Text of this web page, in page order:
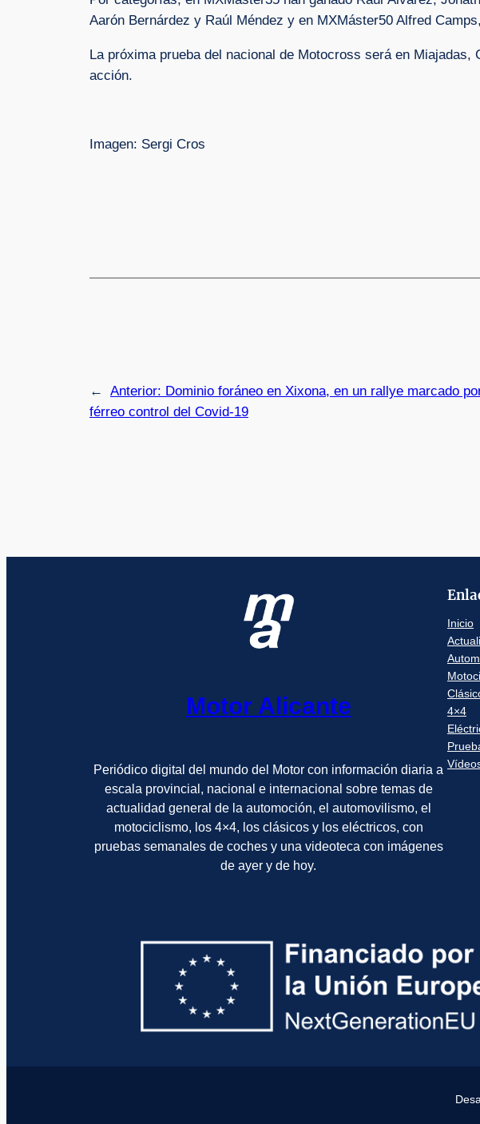
Aarón Bernárdez y Raúl Méndez y en MXMáster50 Alfred
La próxima prueba del nacional de Motocross será en
acción.
Imagen: Sergi Cros
← Anterior: Dominio foráneo en Xixona, en un rallye marcado
férreo control del Covid-19
Motor Alicante
Periódico digital del mundo del Motor con información diaria a
escala provincial, nacional e internacional sobre temas de
actualidad general de la automoción, el automovilismo, el
motociclismo, los 4×4, los clásicos y los eléctricos, con
pruebas semanales de coches y una videoteca con imágenes
de ayer y de hoy.
Inicio
4×4